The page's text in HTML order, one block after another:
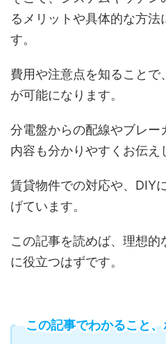
るメリットや具体的な方法
す。
費用や注意点を知ること
が可能になります。
分電盤からの配線やブレー
内容も分かりやすくお伝え
賃貸物件での対応や、DIY
げています。
この記事を読めば、理想的
に役立つはずです。
この記事でわかること